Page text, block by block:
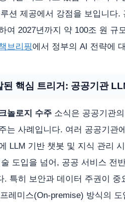
션 제공에서 강점을 보입니다.
여 2027년까지 약 100조 원 규
브리핑에서 정부의 AI 전략에
된 핵심 트리거: 공공기관
놀로지 수주 소식은 공공기관의
는 사례입니다. 여러 공공기관
LLM 기반 챗봇 및 지식 관리
도입을 넘어, 공공 서비스 전
. 특히 보안과 데이터 주권이
레미스(On-premise) 방식의